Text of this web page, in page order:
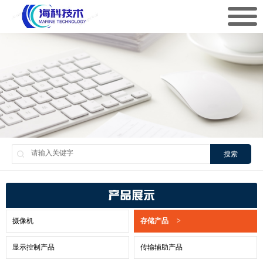
搜索
产品展示
摄像机 存储产品 >
显示控制产品 传输辅助产品